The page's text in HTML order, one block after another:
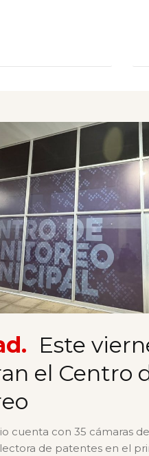
Este
el Centro
cuenta con 35 cámaras
de patentes en el